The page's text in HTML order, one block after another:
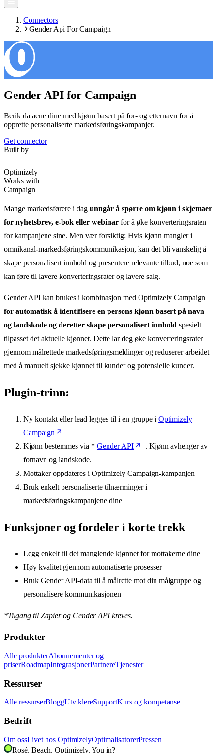
Connectors
Gender Api For Campaign
Gender API for Campaign
Berik dataene dine med kjønn basert på for- og etternavn for å
opprette personaliserte markedsføringskampanjer.
Get connector
Built by
Optimizely
Works with
Campaign
Mange markedsførere i dag unngår å spørre om kjønn i skjemaer
for nyhetsbrev, e-bok eller webinar for å øke konverteringsraten
for kampanjene sine. Men vær forsiktig: Hvis kjønn mangler i
omnikanal-markedsføringskommunikasjon, kan det bli vanskelig å
skape personalisert innhold og presentere relevante tilbud, noe som
kan føre til lavere konverteringsrater og lavere salg.
Gender API kan brukes i kombinasjon med Optimizely Campaign
for automatisk å identifisere en persons kjønn basert på navn
og landskode og deretter skape personalisert innhold spesielt
tilpasset det aktuelle kjønnet. Dette lar deg øke konverteringsrater
gjennom målrettede markedsføringsmeldinger og reduserer arbeidet
med å manuelt sjekke kjønnet til kunder og potensielle kunder.
Plugin-trinn:
Ny kontakt eller lead legges til i en gruppe i Optimizely
Campaign
Kjønn bestemmes via * Gender API
. Kjønn avhenger av
fornavn og landskode.
Mottaker oppdateres i Optimizely Campaign-kampanjen
Bruk enkelt personaliserte tilnærminger i
markedsføringskampanjene dine
Funksjoner og fordeler i korte trekk
Legg enkelt til det manglende kjønnet for mottakerne dine
Høy kvalitet gjennom automatiserte prosesser
Bruk Gender API-data til å målrette mot din målgruppe og
personalisere kommunikasjonen
*Tilgang til Zapier og Gender API kreves.
Produkter
Alle produkterAbonnementer og
priserRoadmapIntegrasjonerPartnereTjenester
Ressurser
Alle ressurserBloggUtviklereSupportKurs og kompetanse
Bedrift
Om ossLivet hos OptimizelyOptimalisatorerPressen
Rosé. Beach. Optimizely. You in?